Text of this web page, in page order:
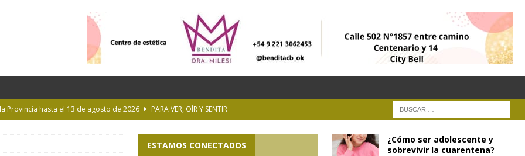
Provincia hasta el 13 de agosto de 2026
PARA VER, OÍR Y SENTIR
por una tormenta a casi 10 mil metros de alturaESTAMOS CONECTADOS
¿Cómo ser adolescente y
sobrevivir la cuarentena?